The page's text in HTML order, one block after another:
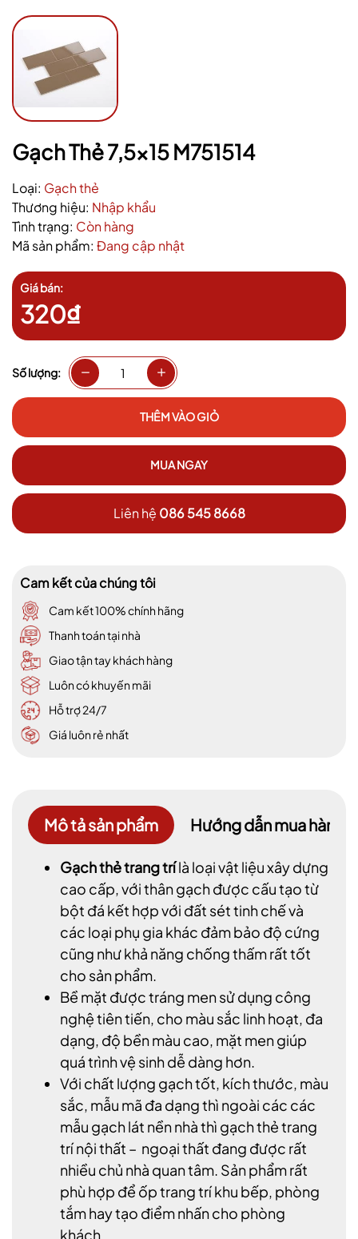
Gạch Thẻ 7,5x15 M751514
Loại: Gạch thẻ
Thương hiệu: Nhập khẩu
Tình trạng: Còn hàng
Mã sản phẩm: Đang cập nhật
Giá bán:
320₫
Số lượng:
THÊM VÀO GIỎ
MUA NGAY
Liên hệ 086 545 8668
Cam kết của chúng tôi
Cam kết 100% chính hãng
Thanh toán tại nhà
Giao tận tay khách hàng
Luôn có khuyến mãi
Hỗ trợ 24/7
Giá luôn rẻ nhất
Mô tả sản phẩm Hướng dẫn mua hàng
Gạch thẻ trang trílà loại vật liệu xây dựng
cao cấp, với thân gạch được cấu tạo từ
bột đá kết hợp với đất sét tinh chế và
các loại phụ gia khác đảm bảo độ cứng
cũng như khả năng chống thấm rất tốt
cho sản phẩm.
Bề mặt được tráng men sử dụng công
nghệ tiên tiến, cho màu sắc linh hoạt, đa
dạng, độ bền màu cao, mặt men giúp
quá trình vệ sinh dễ dàng hơn.
Với chất lượng gạch tốt, kích thước, màu
sắc, mẫu mã đa dạng thì ngoài các các
mẫu gạch lát nền nhà thì gạch thẻ trang
trí nội thất – ngoại thất đang được rất
nhiều chủ nhà quan tâm. Sản phẩm rất
phù hợp để ốp trang trí khu bếp, phòng
tắm hay tạo điểm nhấn cho phòng
khách…